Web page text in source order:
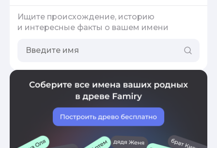
Ищите происхождение, историю
и интересные факты о вашем имени